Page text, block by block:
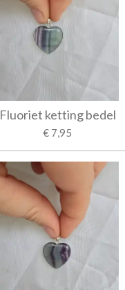
Fluoriet ketting bedel
€ 7,95